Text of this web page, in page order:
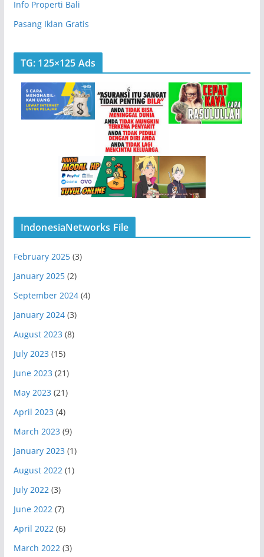
Info Properti Bali
Pasang Iklan Gratis
TG: 125×125 Ads
IndonesiaNetworks File
February 2025(3)
January 2025(2)
September 2024(4)
January 2024(3)
August 2023 (8)
July 2023 (15)
June 2023 (21)
May 2023 (21)
April 2023 (4)
March 2023 (9)
January 2023 (1)
August 2022 (1)
July 2022 (3)
June 2022 (7)
April 2022 (6)
March 2022 (3)